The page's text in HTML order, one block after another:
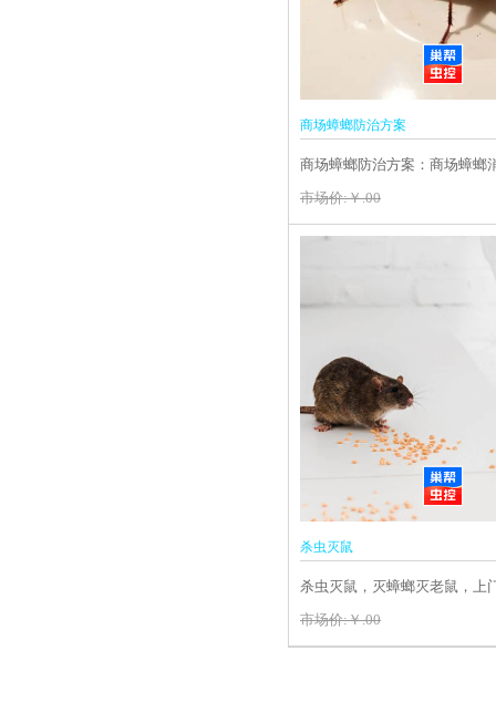
商场蟑螂防治方案
商场蟑螂防治方案：商场蟑螂
蟑螂，除蟑螂，商场灭虫除虫
市场价:￥.00
杀虫灭鼠
杀虫灭鼠，灭蟑螂灭老鼠，上
虫
市场价:￥.00